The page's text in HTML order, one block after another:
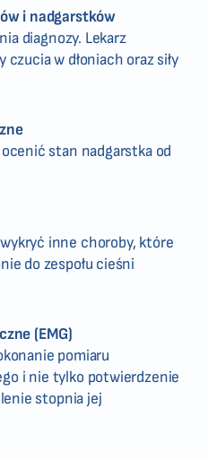
i nadgarstków
diagnozy. Lekarz
w dłoniach oraz siły
stan nadgarstka od
inne choroby, które
do zespołu cieśni
(EMG)
pomiaru
i nie tylko potwierdzenie
stopnia jej